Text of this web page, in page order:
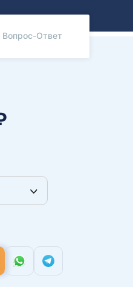
Вопрос-Ответ